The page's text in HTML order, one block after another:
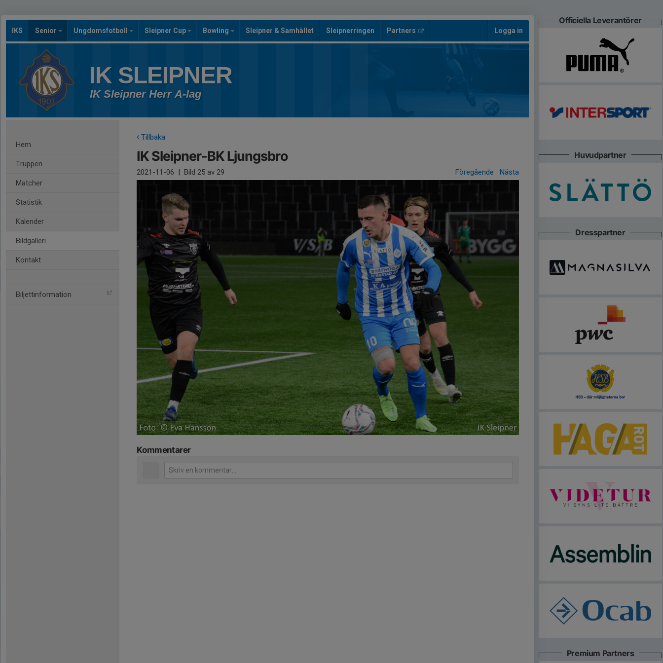
IKS Senior Ungdomsfotboll Sleipner Cup Bowling Sleipner & Samhället Sleipnerringen Partners Logga in
IK SLEIPNER
IK Sleipner Herr A-lag
Hem
Truppen
Matcher
Statistik
Kalender
Bildgalleri
Kontakt
Biljettinformation
Tillbaka
IK Sleipner-BK Ljungsbro
2021-11-06 | Bild 25 av 29 Föregående Nästa
Kommentarer
Officiella Leverantörer
Huvudpartner
Dresspartner
Premium Partners